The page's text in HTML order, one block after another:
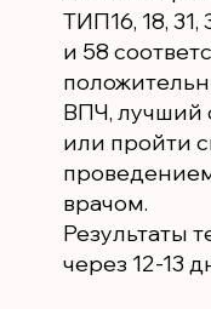
ТИП16, 18, 31,
и 58
ВПЧ, лучший
или пройти
врачом.
Результаты
через 12-13